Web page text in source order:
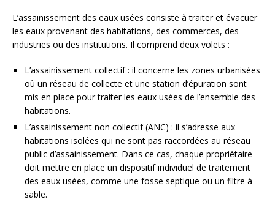
L’assainissement des eaux usées consiste à traiter et évacuer
les eaux provenant des habitations, des commerces, des
industries ou des institutions. Il comprend deux volets :
L’assainissement collectif : il concerne les zones urbanisées
où un réseau de collecte et une station d’épuration sont
mis en place pour traiter les eaux usées de l’ensemble des
habitations.
L’assainissement non collectif (ANC) : il s’adresse aux
habitations isolées qui ne sont pas raccordées au réseau
public d’assainissement. Dans ce cas, chaque propriétaire
doit mettre en place un dispositif individuel de traitement
des eaux usées, comme une fosse septique ou un filtre à
sable.